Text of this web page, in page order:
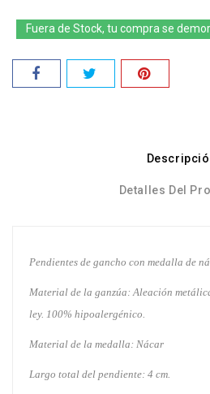
Fuera de Stock, tu compra se
Detalles Del
Pendientes de gancho con medalla de
Material de la ganzúa: Aleación
ley. 100% hipoalergénico.
Material de la medalla: Nácar
Largo total del pendiente: 4 cm.